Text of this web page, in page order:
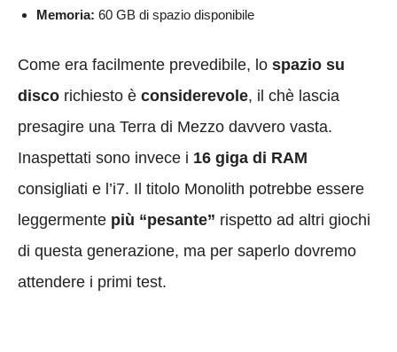
Memoria: 60 GB di spazio disponibile
Come era facilmente prevedibile, lo spazio su
disco richiesto è considerevole, il chè lascia
presagire una Terra di Mezzo davvero vasta.
Inaspettati sono invece i 16 giga di RAM
consigliati e l’i7. Il titolo Monolith potrebbe essere
leggermente più “pesante” rispetto ad altri giochi
di questa generazione, ma per saperlo dovremo
attendere i primi test.